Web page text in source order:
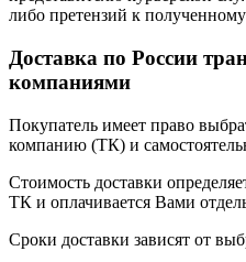
либо претензий к полученному
Доставка по России
компаниями
Покупатель имеет право
компанию (ТК) и
Стоимость доставки
ТК и оплачивается Вами
Сроки доставки зависят от